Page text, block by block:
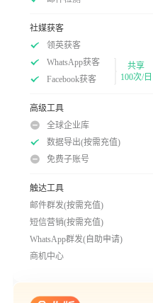
社媒获客
领英获客
WhatsApp获客
Facebook获客
共享
100次/日
高级工具
全球企业库
数据导出(按需充值)
免费子账号
触达工具
邮件群发(按需充值)
短信营销(按需充值)
WhatsApp群发(自助申请)
商机中心